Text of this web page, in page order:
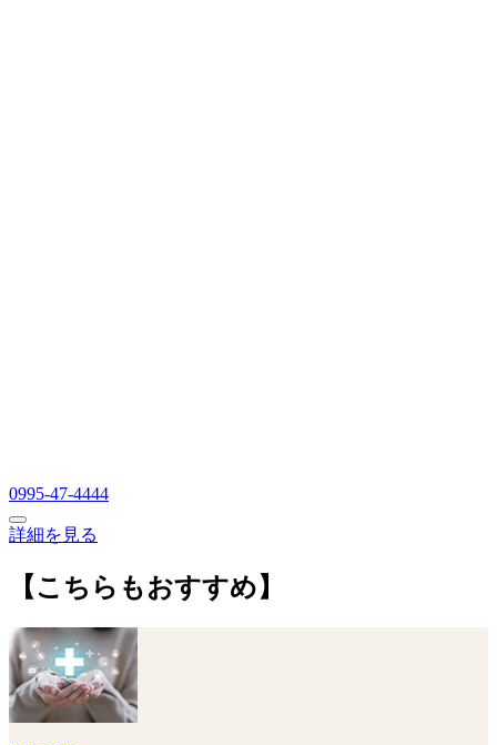
0995-47-4444
詳細を見る
【こちらもおすすめ】